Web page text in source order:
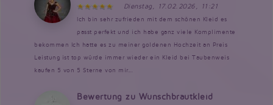
Dienstag, 17.02.2026, 11:21
Ich bin sehr zufrieden mit dem schönen Kleid es
passt perfekt und ich habe ganz viele Komplimente
bekommen Ich hatte es zu meiner goldenen Hochzeit an Preis
Leistung ist top würde immer wieder ein Kleid bei Taubenweis
kaufen 5 von 5 Sterne von mir...
Bewertung zu Wunschbrautkleid